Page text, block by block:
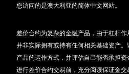
您访问的是澳大利亚的简体中文网站。
差价合约为复杂的金融产品，由于杠杆
并非实际拥有或持有任何相关基础资产
产品的运作方式，并评估自己能否承担
进行差价合约交易前，充分阅读保证金